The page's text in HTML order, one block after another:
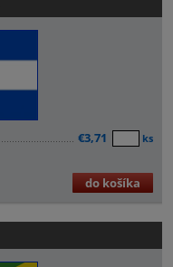
€3,71 ks
do košíka